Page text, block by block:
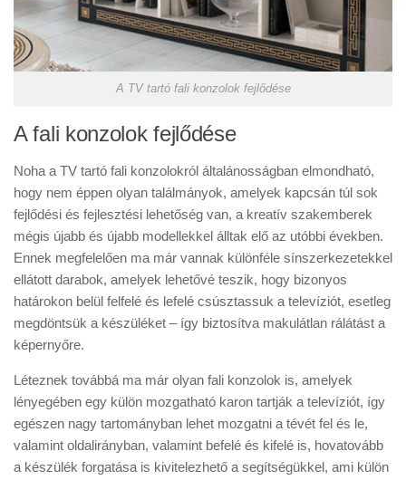
A TV tartó fali konzolok fejlődése
A fali konzolok fejlődése
Noha a TV tartó fali konzolokról általánosságban elmondható,
hogy nem éppen olyan találmányok, amelyek kapcsán túl sok
fejlődési és fejlesztési lehetőség van, a kreatív szakemberek
mégis újabb és újabb modellekkel álltak elő az utóbbi években.
Ennek megfelelően ma már vannak különféle sínszerkezetekkel
ellátott darabok, amelyek lehetővé teszik, hogy bizonyos
határokon belül felfelé és lefelé csúsztassuk a televíziót, esetleg
megdöntsük a készüléket – így biztosítva makulátlan rálátást a
képernyőre.
Léteznek továbbá ma már olyan fali konzolok is, amelyek
lényegében egy külön mozgatható karon tartják a televíziót, így
egészen nagy tartományban lehet mozgatni a tévét fel és le,
valamint oldalirányban, valamint befelé és kifelé is, hovatovább
a készülék forgatása is kivitelezhető a segítségükkel, ami külön